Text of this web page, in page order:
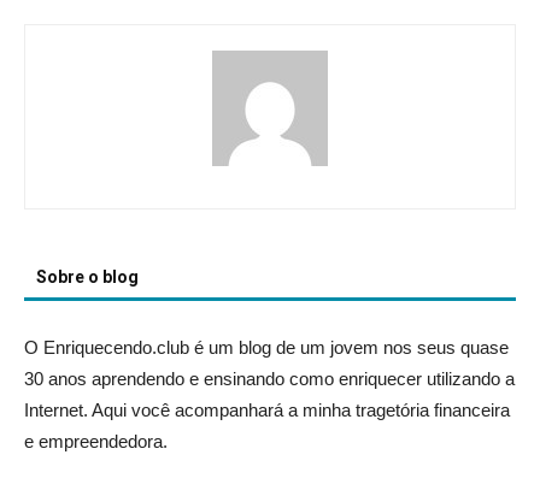
Sobre o blog
O Enriquecendo.club é um blog de um jovem nos seus quase
30 anos aprendendo e ensinando como enriquecer utilizando a
Internet. Aqui você acompanhará a minha tragetória financeira
e empreendedora.